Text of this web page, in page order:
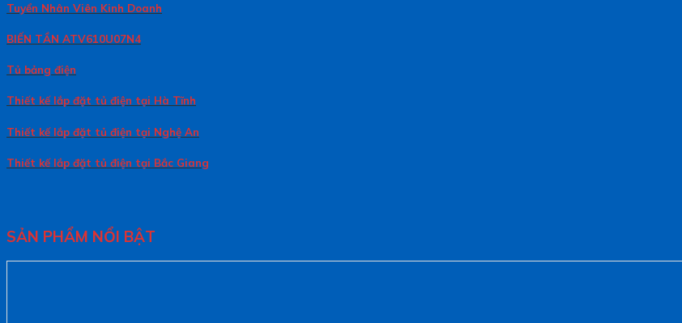
Tuyển Nhân Viên Kinh Doanh
BIẾN TẦN ATV610U07N4
Tủ bảng điện
Thiết kế lắp đặt tủ điện tại Hà Tĩnh
Thiết kế lắp đặt tủ điện tại Nghệ An
Thiết kế lắp đặt tủ điện tại Bắc Giang
SẢN PHẨM NỔI BẬT